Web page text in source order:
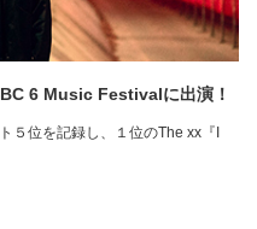
6 Music Festivalに出演！
５位を記録し、１位のThe xx『I